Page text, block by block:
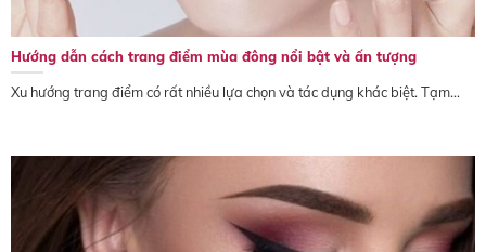
Hướng dẫn cách trang điểm mùa đông nổi bật và ấn tượng
Xu hướng trang điểm có rất nhiều lựa chọn và tác dụng khác biệt. Tạm...